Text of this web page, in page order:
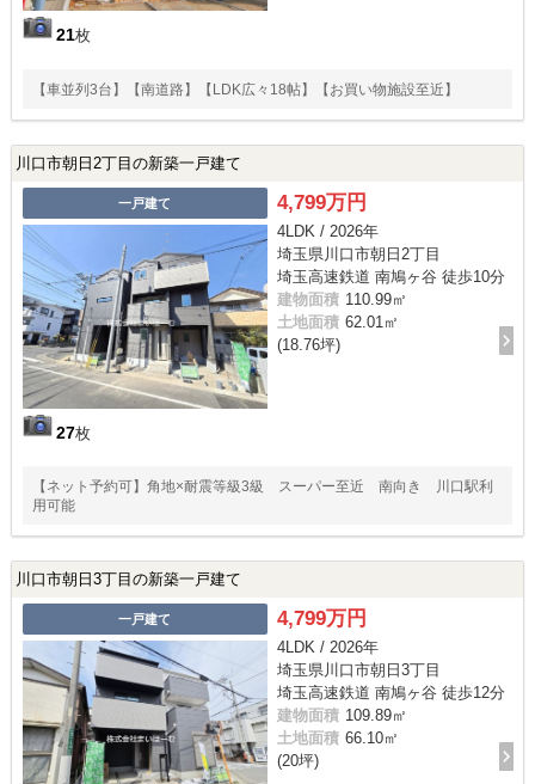
21枚
【車並列3台】【南道路】【LDK広々18帖】【お買い物施設至近】
川口市朝日2丁目の新築一戸建て
一戸建て
27枚
4,799万円
4LDK / 2026年
埼玉県川口市朝日2丁目
埼玉高速鉄道 南鳩ヶ谷 徒歩10分
建物面積 110.99㎡
土地面積 62.01㎡
(18.76坪)
【ネット予約可】角地×耐震等級3級 スーパー至近 南向き 川口駅利
用可能
川口市朝日3丁目の新築一戸建て
一戸建て 4,799万円
4LDK / 2026年
埼玉県川口市朝日3丁目
埼玉高速鉄道 南鳩ヶ谷 徒歩12分
建物面積 109.89㎡
土地面積 66.10㎡
(20坪)